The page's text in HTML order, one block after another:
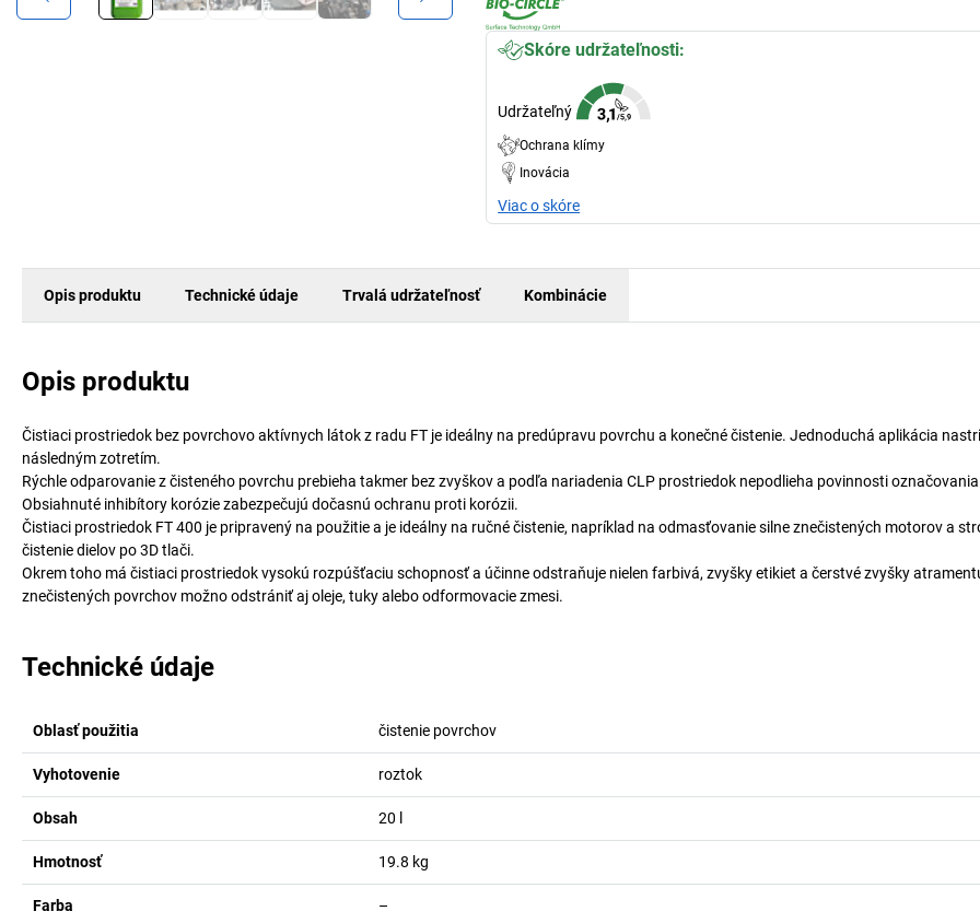
Skóre udržateľnosti:
Udržateľný
Ochrana klímy
Inovácia
Viac o skóre
Opis produktu Technické údaje Trvalá udržateľnosť Kombinácie
Opis produktu
Čistiaci prostriedok bez povrchovo aktívnych látok z radu FT je ideálny na predúpravu povrchu a konečné čistenie. Jednoduchá aplikácia
následným zotretím.
Rýchle odparovanie z čisteného povrchu prebieha takmer bez zvyškov a podľa nariadenia CLP prostriedok nepodlieha povinnosti
Obsiahnuté inhibítory korózie zabezpečujú dočasnú ochranu proti korózii.
Čistiaci prostriedok FT 400 je pripravený na použitie a je ideálny na ručné čistenie, napríklad na odmasťovanie silne znečistených motorov a
čistenie dielov po 3D tlači.
Okrem toho má čistiaci prostriedok vysokú rozpúšťaciu schopnosť a účinne odstraňuje nielen farbivá, zvyšky etikiet a čerstvé zvyšky
znečistených povrchov možno odstrániť aj oleje, tuky alebo odformovacie zmesi.
Technické údaje
Oblasť použitia čistenie povrchov
Vyhotovenie roztok
Obsah 20
Hmotnosť 19.8 kg
Farba –